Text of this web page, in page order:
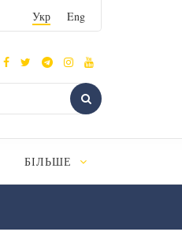
Укр Eng
БІЛЬШЕ